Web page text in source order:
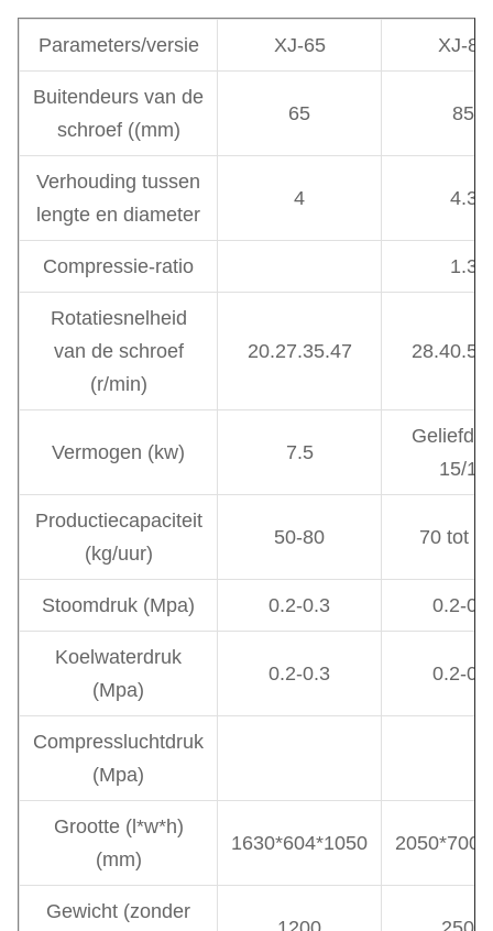
Parameters/versie XJ-65 XJ-85
Buitendeurs van de
schroef ((mm)
65 85
Verhouding tussen
lengte en diameter
4 4.3
Compressie-ratio 1.3
Rotatiesnelheid
van de schroef
(r/min)
20.27.35.47
Vermogen (kw) 7.5
Geliefd
15/11
Productiecapaciteit
(kg/uur)
50-80 70 tot
Stoomdruk (Mpa) 0.2-0.3 0.2-0.3
Koelwaterdruk
(Mpa)
0.2-0.3 0.2-0.3
Compressluchtdruk
(Mpa)
Grootte (l*w*h)
(mm)
1630*604*1050
Gewicht (zonder